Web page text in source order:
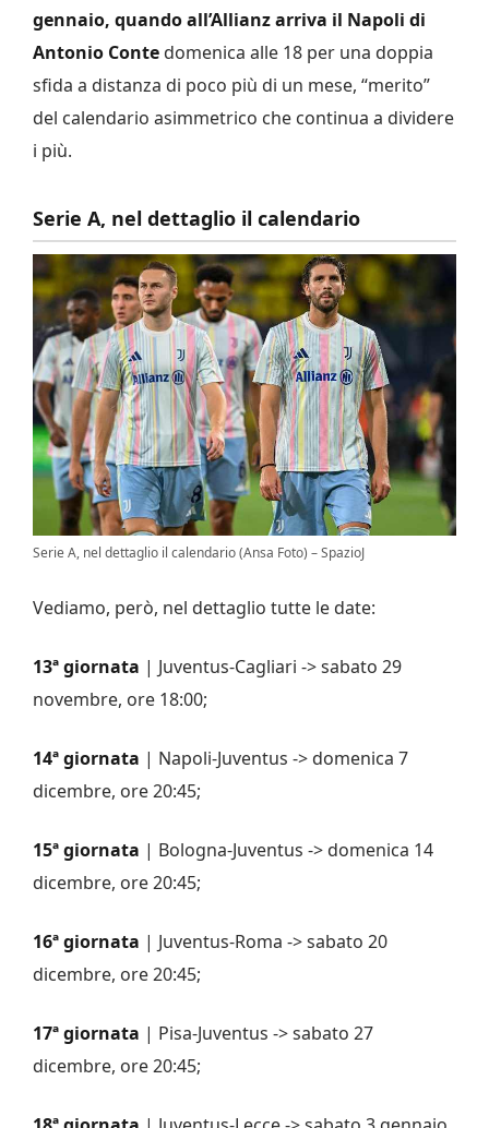
gennaio, quando all’Allianz arriva il Napoli di
Antonio Conte domenica alle 18 per una doppia
sfida a distanza di poco più di un mese, “merito”
del calendario asimmetrico che continua a dividere
i più.
Serie A, nel dettaglio il calendario
Serie A, nel dettaglio il calendario (Ansa Foto) – SpazioJ
Vediamo, però, nel dettaglio tutte le date:
13ª giornata | Juventus-Cagliari -> sabato 29
novembre, ore 18:00;
14ª giornata | Napoli-Juventus -> domenica 7
dicembre, ore 20:45;
15ª giornata | Bologna-Juventus -> domenica 14
dicembre, ore 20:45;
16ª giornata | Juventus-Roma -> sabato 20
dicembre, ore 20:45;
17ª giornata | Pisa-Juventus -> sabato 27
dicembre, ore 20:45;